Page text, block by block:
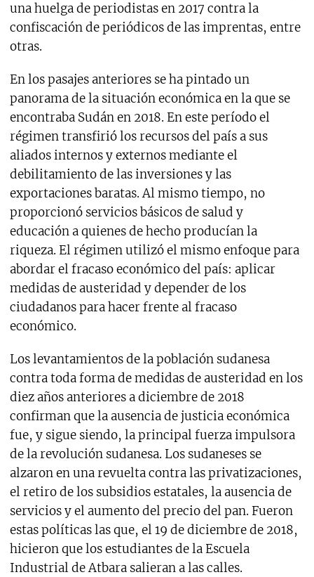
una huelga de periodistas en 2017 contra la
confiscación de periódicos de las imprentas, entre
otras.
En los pasajes anteriores se ha pintado un
panorama de la situación económica en la que se
encontraba Sudán en 2018. En este período el
régimen transfirió los recursos del país a sus
aliados internos y externos mediante el
debilitamiento de las inversiones y las
exportaciones baratas. Al mismo tiempo, no
proporcionó servicios básicos de salud y
educación a quienes de hecho producían la
riqueza. El régimen utilizó el mismo enfoque para
abordar el fracaso económico del país: aplicar
medidas de austeridad y depender de los
ciudadanos para hacer frente al fracaso
económico.
Los levantamientos de la población sudanesa
contra toda forma de medidas de austeridad en los
diez años anteriores a diciembre de 2018
confirman que la ausencia de justicia económica
fue, y sigue siendo, la principal fuerza impulsora
de la revolución sudanesa. Los sudaneses se
alzaron en una revuelta contra las privatizaciones,
el retiro de los subsidios estatales, la ausencia de
servicios y el aumento del precio del pan. Fueron
estas políticas las que, el 19 de diciembre de 2018,
hicieron que los estudiantes de la Escuela
Industrial de Atbara salieran a las calles.